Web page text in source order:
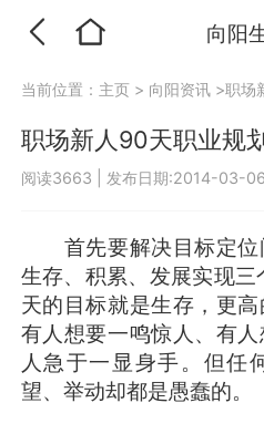
向阳
当前位置： 主页 > 向阳资讯 >职场
职场新人90天职业规划
阅读3663 发布日期:2014-03-06
首先要解决目标定位
生存、积累、发展实现
天的目标就是生存，更高
有人想要一鸣惊人、有
人急于一显身手。但任
望、举动却都是愚蠢的。